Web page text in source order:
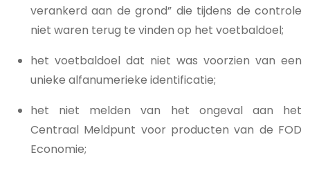
verankerd aan de grond” die tijdens de controle
niet waren terug te vinden op het voetbaldoel;
het voetbaldoel dat niet was voorzien van een
unieke alfanumerieke identificatie;
het niet melden van het ongeval aan het
Centraal Meldpunt voor producten van de FOD
Economie;